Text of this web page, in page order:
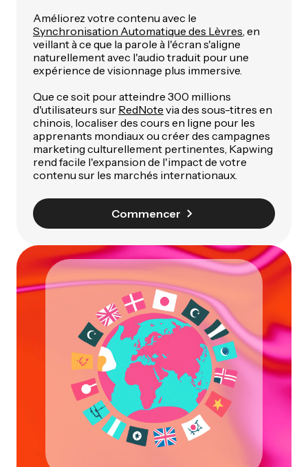
Améliorez votre contenu avec le
Synchronisation Automatique des Lèvres, en
veillant à ce que la parole à l'écran s'aligne
naturellement avec l'audio traduit pour une
expérience de visionnage plus immersive.
Que ce soit pour atteindre 300 millions
d'utilisateurs sur RedNote via des sous-titres en
chinois, localiser des cours en ligne pour les
apprenants mondiaux ou créer des campagnes
marketing culturellement pertinentes, Kapwing
rend facile l'expansion de l'impact de votre
contenu sur les marchés internationaux.
Commencer